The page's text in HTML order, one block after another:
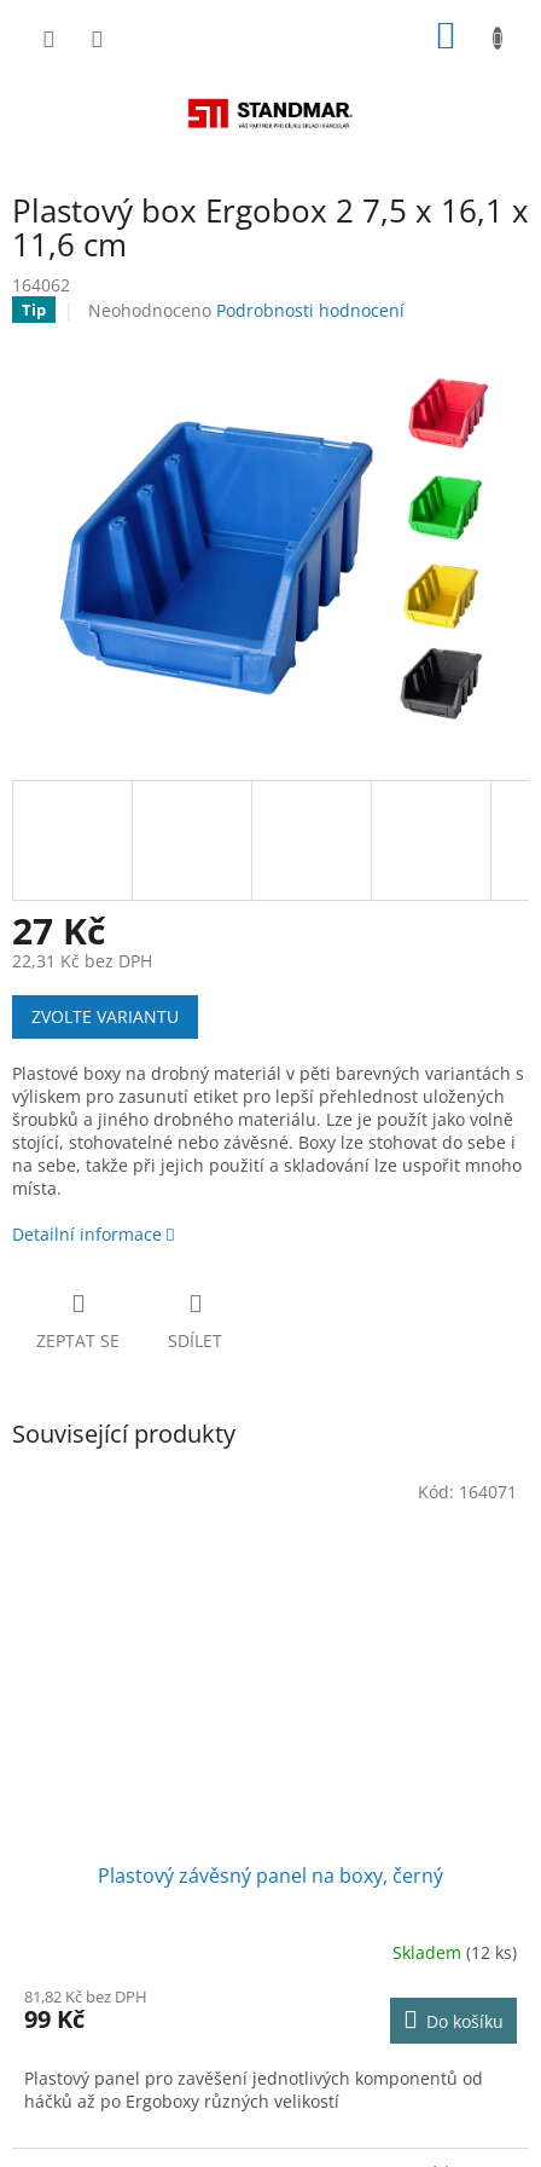
Plastový box Ergobox 2 7,5 x 16,1 x
11,6 cm
164062
Tip
Průměrné
hvězdiček.
Neohodnoceno Podrobnosti hodnocení
27 Kč
22,31 Kč bez DPH
Měrná
cena:
ZVOLTE VARIANTU
Plastové boxy na drobný materiál v pěti barevných variantách s
výliskem pro zasunutí etiket pro lepší přehlednost uložených
šroubků a jiného drobného materiálu. Lze je použít jako volně
stojící, stohovatelné nebo závěsné. Boxy lze stohovat do sebe i
na sebe, takže při jejich použití a skladování lze uspořit mnoho
místa.
Detailní informace
ZEPTAT SE SDÍLET
Související produkty
Plastový závěsný panel na boxy, černý
Skladem (12 ks)
81,82 Kč bez DPH
99 Kč Do košíku
Plastový panel pro zavěšení jednotlivých komponentů od
háčků až po Ergoboxy různých velikostí
Kód: 164071